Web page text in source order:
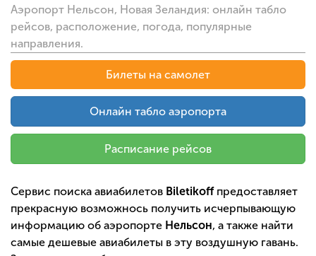
Аэропорт Нельсон, Новая Зеландия: онлайн табло
рейсов, расположение, погода, популярные
направления.
Билеты на самолет
Онлайн табло аэропорта
Расписание рейсов
Сервис поиска авиабилетов Biletikoffпредоставляет
прекрасную возможнось получить исчерпывающую
информацию об аэропорте Нельсон, а также найти
самые дешевые авиабилеты в эту воздушную гавань.